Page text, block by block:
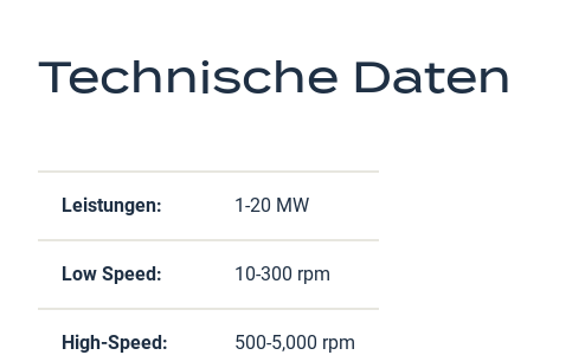
Technische Daten
Leistungen: 1-20 MW
Low Speed: 10-300 rpm
High-Speed: 500-5,000 rpm